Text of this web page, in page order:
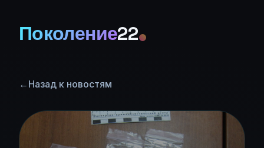
Поколение22
← Назад к новостям